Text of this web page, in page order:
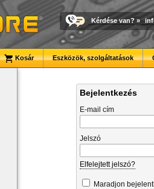
Kérdése van? »
Kosár Eszközök, szolgáltatások
Bejelentkezés
E-mail cím
Jelszó
Elfelejtett jelszó?
Maradjon